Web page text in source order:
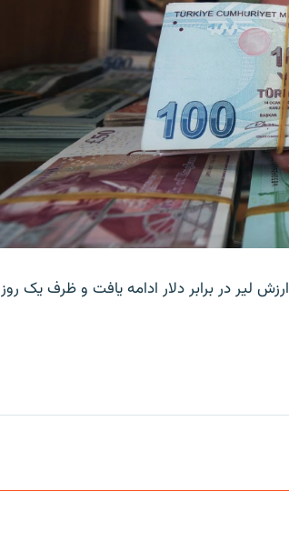
لیر در برابر دلار ادامه یافت و ظرف یک روز